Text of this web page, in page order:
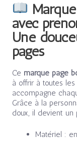
avec
Une
pages
Ce marque page
à offrir à toutes
accompagne
Grâce à la
doux, il devient un
Matériel :